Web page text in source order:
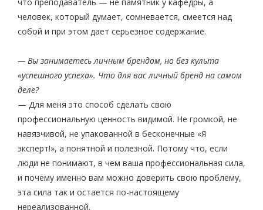
человек, который думает, сомневается, смеется над
собой и при этом дает серьезное содержание.
— Вы занимаетесь личным брендом, но без культа
«успешного успеха». Что для вас личный бренд на самом
деле?
— Для меня это способ сделать свою
профессиональную ценность видимой. Не громкой, не
навязчивой, не упакованной в бесконечные «Я
эксперт!», а понятной и полезной. Потому что, если
люди не понимают, в чем ваша профессиональная сила,
и почему именно вам можно доверить свою проблему,
эта сила так и остается по-настоящему
нереализованной.